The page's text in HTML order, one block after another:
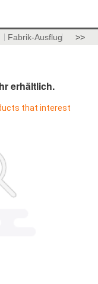
Fabrik-Ausflug >>
erhältlich.
that interest